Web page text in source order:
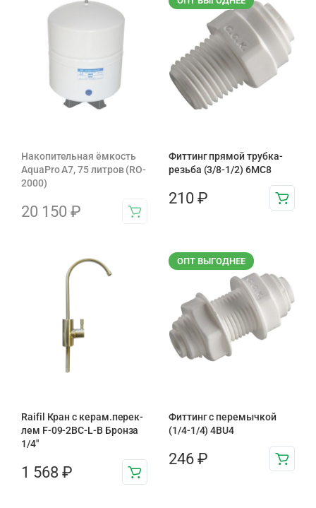
Накопительная ёмкость
AquaPro A7, 75 литров (RO-
2000)
20 150 ₽
Фиттинг прямой трубка-
резьба (3/8-1/2) 6MC8
210 ₽
Raifil Кран с керам.перек-
лем F-09-2BC-L-B Бронза
1/4″
1 568 ₽
ОПТ ВЫГОДНЕЕ
Фиттинг с перемычкой
(1/4-1/4) 4BU4
246 ₽